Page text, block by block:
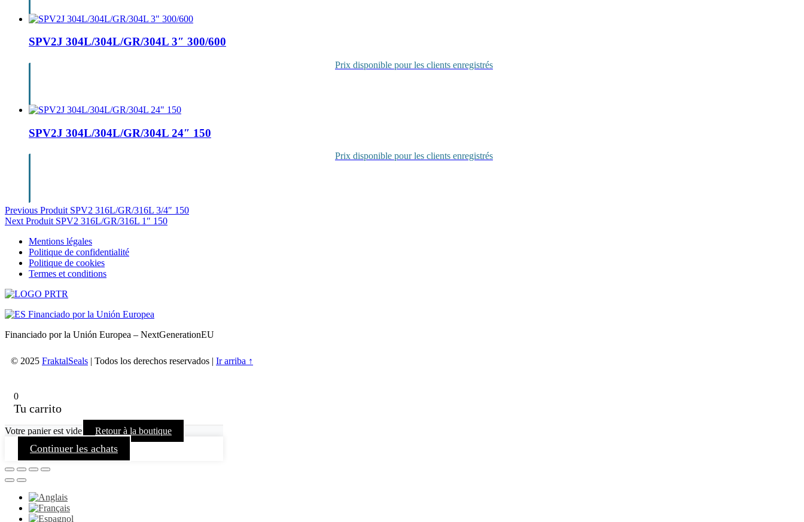
SPV2J 304L/304L/GR/304L 3″ 300/600
Prix disponible pour les clients enregistrés
SPV2J 304L/304L/GR/304L 24″ 150
Prix disponible pour les clients enregistrés
Navigation
de
l’article
Previous Produit SPV2 316L/GR/316L 3/4″ 150
Next Produit SPV2 316L/GR/316L 1″ 150
Mentions légales
Politique de confidentialité
Politique de cookies
Termes et conditions
Financiado por la Unión Europea – NextGenerationEU
© 2025 FraktalSeals | Todos los derechos reservados | Ir arriba ↑
0
Tu carrito
Votre panier est vide Retour à la boutique
Continuer les achats